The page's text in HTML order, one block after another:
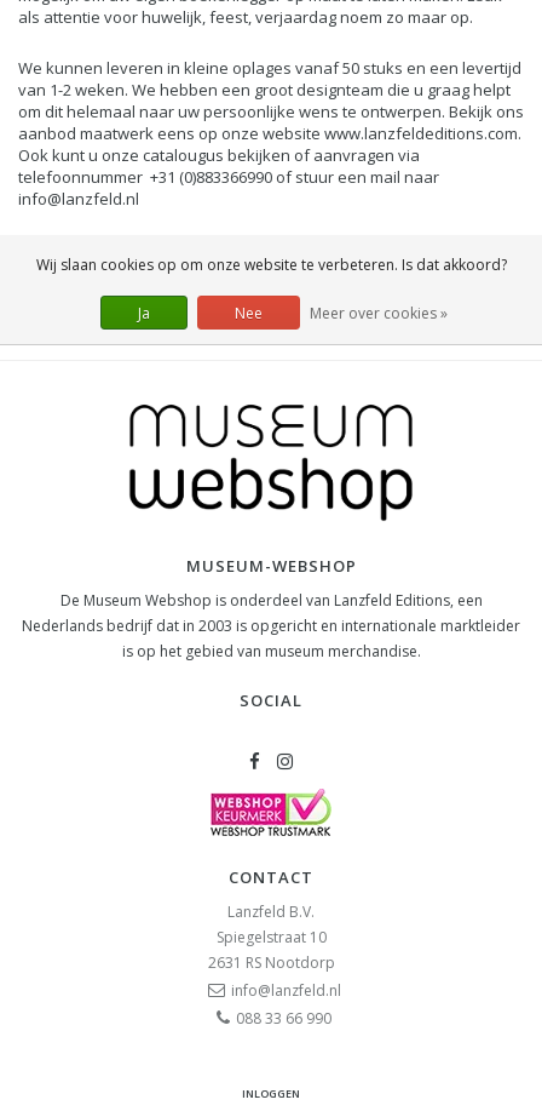
als attentie voor huwelijk, feest, verjaardag noem zo maar op.
We kunnen leveren in kleine oplages vanaf 50 stuks en een levertijd
van 1-2 weken. We hebben een groot designteam die u graag helpt
om dit helemaal naar uw persoonlijke wens te ontwerpen. Bekijk ons
aanbod maatwerk eens op onze website www.lanzfeldeditions.com.
Ook kunt u onze catalougus bekijken of aanvragen via
telefoonnummer +31 (0)883366990 of stuur een mail naar
info@lanzfeld.nl
MUSEUM-WEBSHOP
De Museum Webshop is onderdeel van Lanzfeld Editions, een
Nederlands bedrijf dat in 2003 is opgericht en internationale marktleider
is op het gebied van museum merchandise.
SOCIAL
CONTACT
Lanzfeld B.V.
Spiegelstraat 10
2631 RS Nootdorp
info@lanzfeld.nl
088 33 66 990
INLOGGEN
Wij slaan cookies op om onze website te verbeteren. Is dat akkoord?
Ja Nee Meer over cookies »